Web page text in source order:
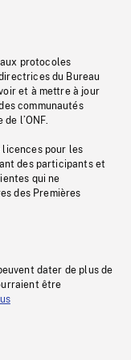
protocoles
du Bureau
et à mettre à jour
communautés
l’ONF.
licences pour les
des participants et
qui ne
des Premières
dater de plus de
être